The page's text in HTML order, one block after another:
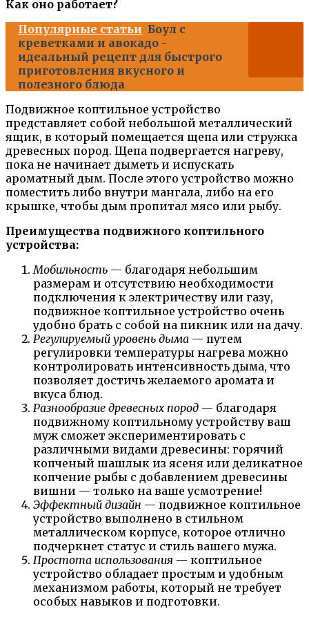
Как оно работает?
Популярные статьи Боул с
креветками и авокадо -
идеальный рецепт для быстрого
приготовления вкусного и
полезного блюда
Подвижное коптильное устройство
представляет собой небольшой металлический
ящик, в который помещается щепа или стружка
древесных пород. Щепа подвергается нагреву,
пока не начинает дыметь и испускать
ароматный дым. После этого устройство можно
поместить либо внутри мангала, либо на его
крышке, чтобы дым пропитал мясо или рыбу.
Преимущества подвижного коптильного
устройства:
Мобильность — благодаря небольшим
размерам и отсутствию необходимости
подключения к электричеству или газу,
подвижное коптильное устройство очень
удобно брать с собой на пикник или на дачу.
Регулируемый уровень дыма — путем
регулировки температуры нагрева можно
контролировать интенсивность дыма, что
позволяет достичь желаемого аромата и
вкуса блюд.
Разнообразие древесных пород — благодаря
подвижному коптильному устройству ваш
муж сможет экспериментировать с
различными видами древесины: горячий
копченый шашлык из ясеня или деликатное
копчение рыбы с добавлением древесины
вишни — только на ваше усмотрение!
Эффектный дизайн — подвижное коптильное
устройство выполнено в стильном
металлическом корпусе, которое отлично
подчеркнет статус и стиль вашего мужа.
Простота использования — коптильное
устройство обладает простым и удобным
механизмом работы, который не требует
особых навыков и подготовки.